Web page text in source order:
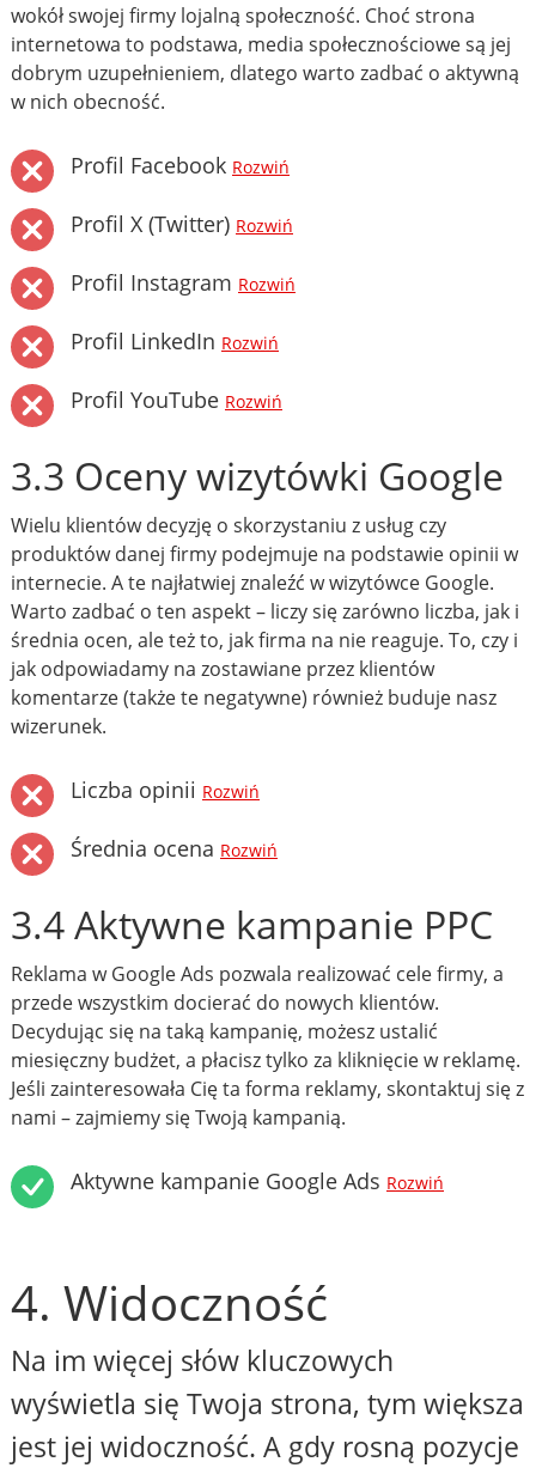
wokół swojej firmy lojalną społeczność. Choć strona
internetowa to podstawa, media społecznościowe są jej
dobrym uzupełnieniem, dlatego warto zadbać o aktywną
w nich obecność.
Profil Facebook Rozwiń
Profil X (Twitter) Rozwiń
Profil Instagram Rozwiń
Profil LinkedIn Rozwiń
Profil YouTube Rozwiń
3.3 Oceny wizytówki Google
Wielu klientów decyzję o skorzystaniu z usług czy
produktów danej firmy podejmuje na podstawie opinii w
internecie. A te najłatwiej znaleźć w wizytówce Google.
Warto zadbać o ten aspekt – liczy się zarówno liczba, jak i
średnia ocen, ale też to, jak firma na nie reaguje. To, czy i
jak odpowiadamy na zostawiane przez klientów
komentarze (także te negatywne) również buduje nasz
wizerunek.
Liczba opinii Rozwiń
Średnia ocena Rozwiń
3.4 Aktywne kampanie PPC
Reklama w Google Ads pozwala realizować cele firmy, a
przede wszystkim docierać do nowych klientów.
Decydując się na taką kampanię, możesz ustalić
miesięczny budżet, a płacisz tylko za kliknięcie w reklamę.
Jeśli zainteresowała Cię ta forma reklamy, skontaktuj się z
nami – zajmiemy się Twoją kampanią.
Aktywne kampanie Google Ads Rozwiń
4. Widoczność
Na im więcej słów kluczowych
wyświetla się Twoja strona, tym większa
jest jej widoczność. A gdy rosną pozycje